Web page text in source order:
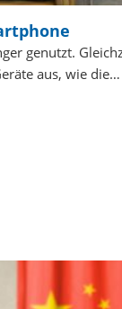
genutzt.
aus, wie die…